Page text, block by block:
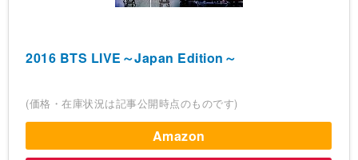
2016 BTS LIVE～Japan Edition～
(価格・在庫状況は記事公開時点のものです)
Amazon